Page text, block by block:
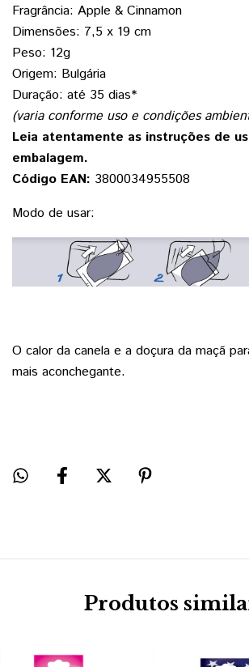
Fragrância: Apple & Cinnamon
Dimensões: 7,5 x 19 cm
Peso: 12g
Origem: Bulgária
Duração: até 35 dias*
(varia conforme uso e condições
Leia atentamente as instruções de
embalagem.
Código EAN: 3800034955508
Modo de usar:
O calor da canela e a doçura da maçã
mais aconchegante.
Produtos